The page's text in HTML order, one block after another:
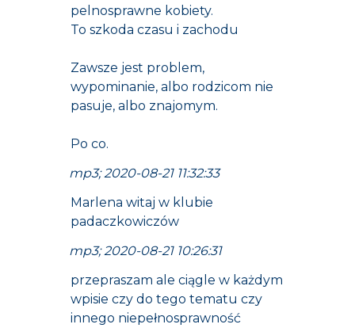
pelnosprawne kobiety.
To szkoda czasu i zachodu
Zawsze jest problem,
wypominanie, albo rodzicom nie
pasuje, albo znajomym.
Po co.
mp3; 2020-08-21 11:32:33
Marlena witaj w klubie
padaczkowiczów
mp3; 2020-08-21 10:26:31
przepraszam ale ciągle w każdym
wpisie czy do tego tematu czy
innego niepełnosprawność